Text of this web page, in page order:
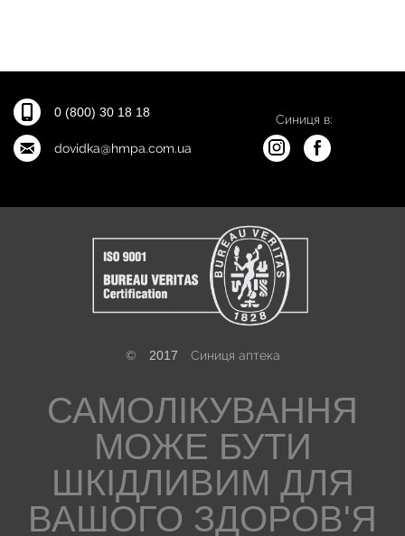
0 (800) 30 18 18
dovidka@hmpa.com.ua
Синиця в:
© 2017 Синиця аптека
САМОЛІКУВАННЯ
МОЖЕ БУТИ
ШКІДЛИВИМ ДЛЯ
ВАШОГО ЗДОРОВ'Я